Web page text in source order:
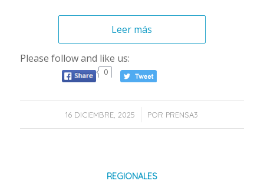
Leer más
Please follow and like us:
0
16 DICIEMBRE, 2025
/ POR PRENSA3
REGIONALES